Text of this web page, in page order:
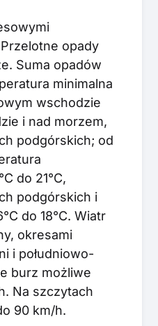
opady
Suma opadów
minimalna
wschodzie
i nad morzem,
podgórskich; od
do 21°C,
podgórskich i
do 18°C. Wiatr
okresami
i południowo-
burz możliwe
Na szczytach
90 km/h.